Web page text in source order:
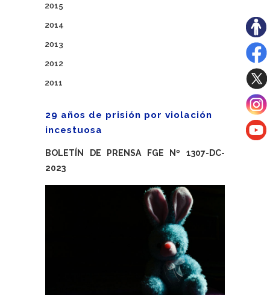
2015
2014
2013
2012
2011
29 años de prisión por violación
incestuosa
BOLETÍN DE PRENSA FGE Nº 1307-DC-
2023